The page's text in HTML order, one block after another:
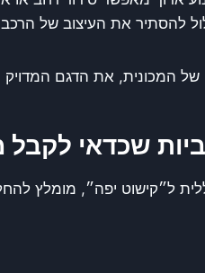
להסתיר את העיצוב של
המכונית, את הדגם המדויק
שכדאי
ל״קישוט יפה״, מומלץ